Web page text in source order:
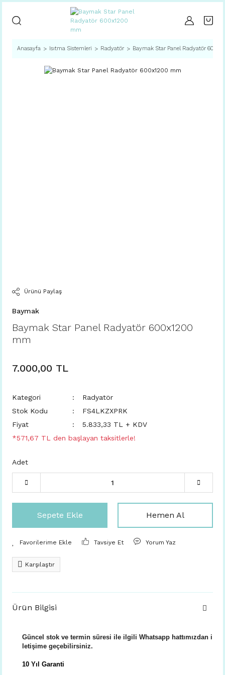
Anasayfa Isıtma Sistemleri Radyatör Baymak Star Panel Radyatör
Ürünü Paylaş
Baymak
Baymak Star Panel Radyatör 600x1200
mm
7.000,00 TL
Kategori
Radyatör
Stok Kodu
FS4LKZXPRK
Fiyat
5.833,33 TL + KDV
*571,67 TL den başlayan taksitlerle!
Adet
Sepete Ekle Hemen Al
Tavsiye Et Yorum Yaz
Karşılaştır
Ürün Bilgisi
Güncel stok ve termin süresi ile ilgili Whatsapp hattımızdan i
letişime geçebilirsiniz.
10 Yıl Garanti